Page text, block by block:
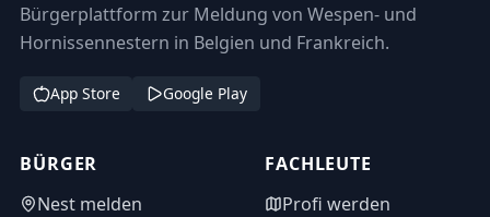
Bürgerplattform zur Meldung von Wespen- und
Hornissennestern in Belgien und Frankreich.
App Store Google Play
BÜRGER
Nest melden
FACHLEUTE
Profi werden